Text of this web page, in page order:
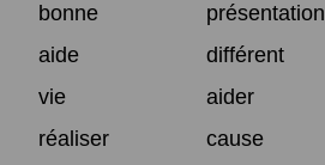
bonne
présentation
aide
différent
vie
aider
réaliser
cause